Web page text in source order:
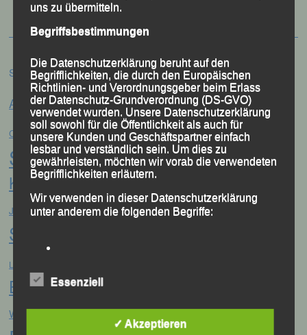
Schlagwörter
Alex SellnerAnna Drexler Anne Schregle Arnstorf
Centa Hollweck Christina WimmerDJK Domlauf
Eva
SchultzFrank SchneiderFranz
Keifenheim
Gerhard Bauer
Jahreshauptversammlung Jana VogelJonas
Storch
Linz
BernhardtMarion Kopp
WeinertMartha WeberMünchen
uns zu übermitteln.
Begriffsbestimmungen
Die Datenschutzerklärung beruht auf den
Begrifflichkeiten, die durch den Europäischen
Richtlinien- und Verordnungsgeber beim Erlass
der Datenschutz-Grundverordnung (DS-GVO)
verwendet wurden. Unsere Datenschutzerklärung
soll sowohl für die Öffentlichkeit als auch für
unsere Kunden und Geschäftspartner einfach
lesbar und verständlich sein. Um dies zu
gewährleisten, möchten wir vorab die verwendeten
Begrifflichkeiten erläutern.
Wir verwenden in dieser Datenschutzerklärung
unter anderem die folgenden Begriffe:
Informationen, die sich auf eine identifizierte
oder identifizierbare natürliche Person (im
Essenziell
✓ Akzeptieren